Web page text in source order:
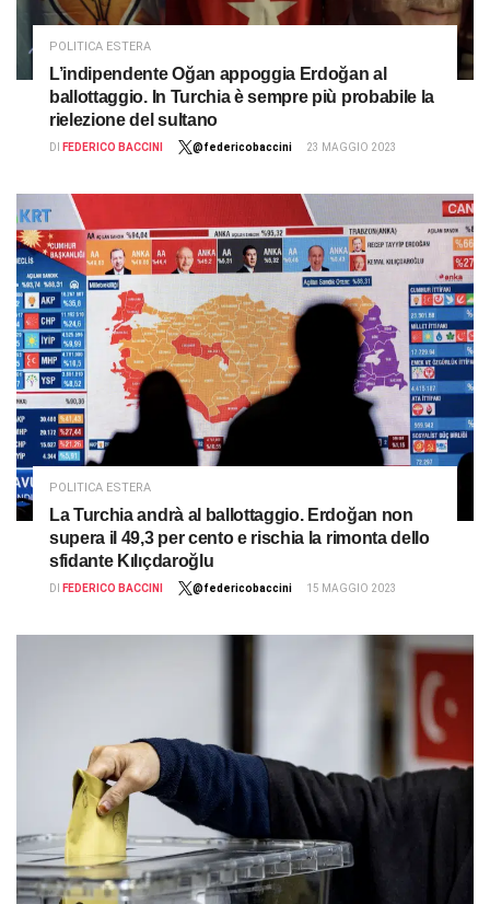
POLITICA ESTERA
L’indipendente Oğan appoggia Erdoğan al
ballottaggio. In Turchia è sempre più probabile la
rielezione del sultano
DI FEDERICO BACCINI @federicobaccini 23 MAGGIO 2023
POLITICA ESTERA
La Turchia andrà al ballottaggio. Erdoğan non
supera il 49,3 per cento e rischia la rimonta dello
sfidante Kılıçdaroğlu
DI FEDERICO BACCINI @federicobaccini 15 MAGGIO 2023